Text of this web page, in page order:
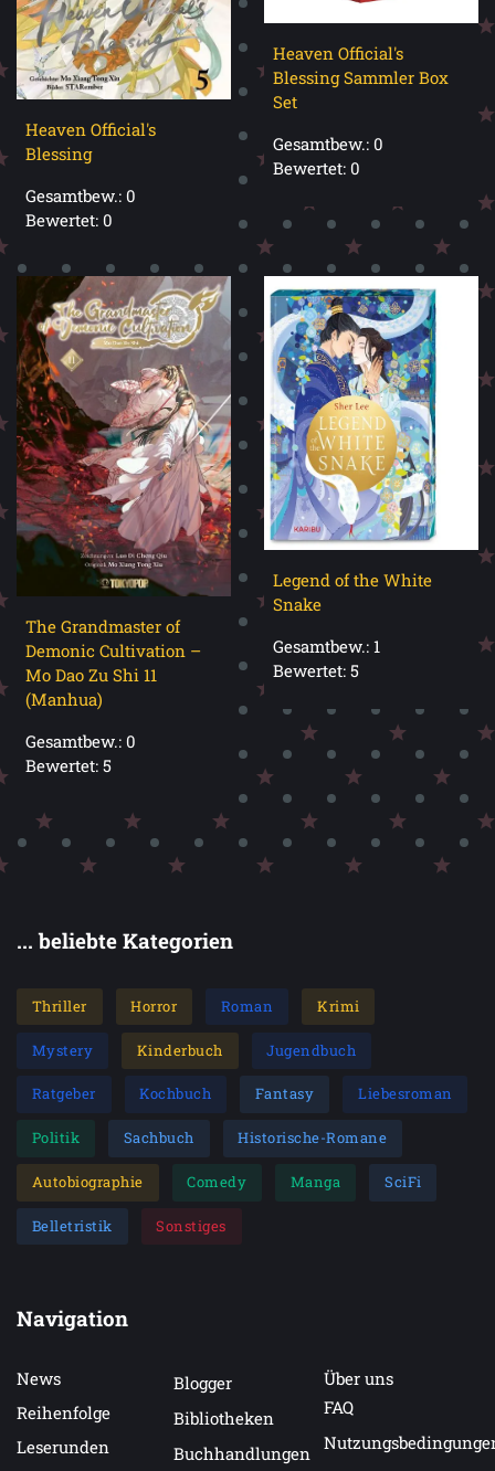
Heaven Official's
Blessing
Gesamtbew.: 0
Bewertet: 0
Heaven Official's
Blessing Sammler Box
Set
Gesamtbew.: 0
Bewertet: 0
The Grandmaster of
Demonic Cultivation –
Mo Dao Zu Shi 11
(Manhua)
Gesamtbew.: 0
Bewertet: 5
Legend of the White
Snake
Gesamtbew.: 1
Bewertet: 5
... beliebte Kategorien
Thriller Horror Roman Krimi
Mystery Kinderbuch Jugendbuch
Ratgeber Kochbuch Fantasy Liebesroman
Politik Sachbuch Historische-Romane
Autobiographie Comedy Manga SciFi
Belletristik Sonstiges
Navigation
News
Reihenfolge
Leserunden
Blogger
Bibliotheken
Buchhandlungen
Über uns
FAQ